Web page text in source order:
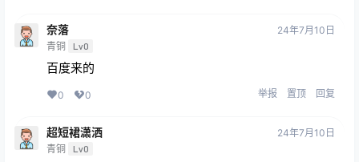
奈落
青铜 Lv0
24年7月10日
百度来的
0 0 举报 置顶 回复
超短裙潇洒
青铜 Lv0
24年7月10日